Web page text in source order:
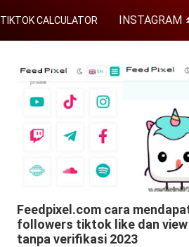
TIKTOK CALCULATOR INSTAGRAM
tips&trik tutorial
Feedpixel.com cara
followers tiktok like dan
tanpa verifikasi 2023